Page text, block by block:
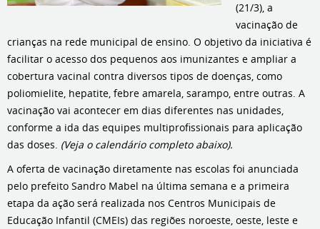
(21/3), a
vacinação de
crianças na rede municipal de ensino. O objetivo da iniciativa é
facilitar o acesso dos pequenos aos imunizantes e ampliar a
cobertura vacinal contra diversos tipos de doenças, como
poliomielite, hepatite, febre amarela, sarampo, entre outras. A
vacinação vai acontecer em dias diferentes nas unidades,
conforme a ida das equipes multiprofissionais para aplicação
das doses. (Veja o calendário completo abaixo).
A oferta de vacinação diretamente nas escolas foi anunciada
pelo prefeito Sandro Mabel na última semana e a primeira
etapa da ação será realizada nos Centros Municipais de
Educação Infantil (CMEIs) das regiões noroeste, oeste, leste e